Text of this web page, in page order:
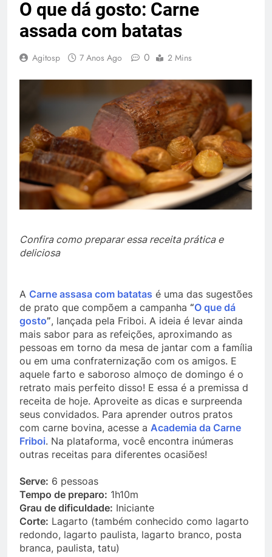
O que dá gosto: Carne
assada com batatas
Agitosp 7 Anos Ago 0 2 Mins
Confira como preparar essa receita prática e
deliciosa
A Carne assasa com batatas é uma das sugestões
de prato que compõem a campanha “O que dá
gosto”, lançada pela Friboi. A ideia é levar ainda
mais sabor para as refeições, aproximando as
pessoas em torno da mesa de jantar com a família
ou em uma confraternização com os amigos. E
aquele farto e saboroso almoço de domingo é o
retrato mais perfeito disso! E essa é a premissa d
receita de hoje. Aproveite as dicas e surpreenda
seus convidados. Para aprender outros pratos
com carne bovina, acesse a Academia da Carne
Friboi. Na plataforma, você encontra inúmeras
outras receitas para diferentes ocasiões!
Serve: 6 pessoas
Tempo de preparo: 1h10m
Grau de dificuldade: Iniciante
Corte: Lagarto (também conhecido como lagarto
redondo, lagarto paulista, lagarto branco, posta
branca, paulista, tatu)